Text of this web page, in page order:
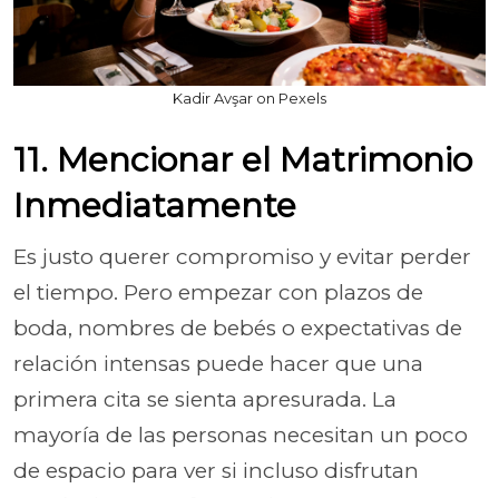
Kadir Avşar on Pexels
11. Mencionar el Matrimonio
Inmediatamente
Es justo querer compromiso y evitar perder
el tiempo. Pero empezar con plazos de
boda, nombres de bebés o expectativas de
relación intensas puede hacer que una
primera cita se sienta apresurada. La
mayoría de las personas necesitan un poco
de espacio para ver si incluso disfrutan